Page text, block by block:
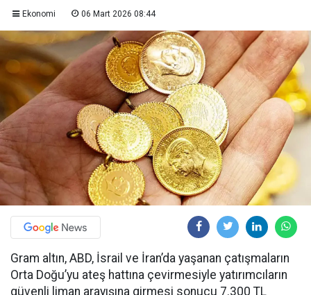
Ekonomi 06 Mart 2026 08:44
Gram altın, ABD, İsrail ve İran’da yaşanan çatışmaların
Orta Doğu’yu ateş hattına çevirmesiyle yatırımcıların
güvenli liman arayışına girmesi sonucu 7.300 TL